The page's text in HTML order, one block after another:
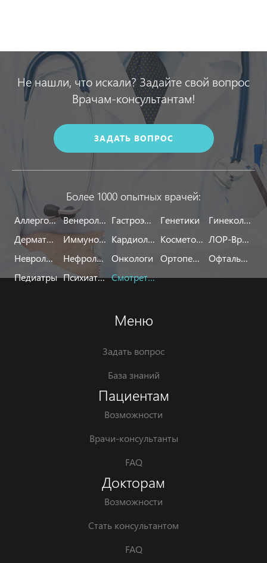
Не нашли, что искали? Задайте свой вопрос
Врачам-консультантам!
ЗАДАТЬ ВОПРОС
Более 1000 опытных врачей:
Аллергологи Венерологи Гастроэнтерологи Генетики
Гинекологи
Дерматологи
Иммунологи Кардиологи Косметологи
ЛОР-Врачи
Неврологи
Нефрологи Онкологи Ортопеды
Офтальмологи
Педиатры
Психиатры Смотреть все
Меню
Задать вопрос
База знаний
Пациентам
Возможности
Врачи-консультанты
FAQ
Докторам
Возможности
Стать консультантом
FAQ